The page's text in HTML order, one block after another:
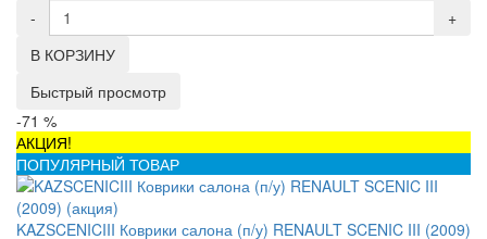
-
+
В КОРЗИНУ
Быстрый просмотр
-71 %
АКЦИЯ!
ПОПУЛЯРНЫЙ ТОВАР
KAZSCENICIII Коврики салона (п/у) RENAULT SCENIC III (2009)